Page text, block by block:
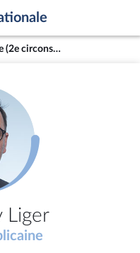
M. Thierry Liger - Orne (2e circonscription)
Liger